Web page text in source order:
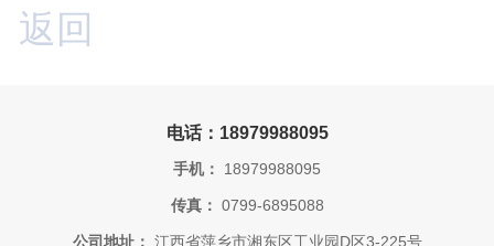
返回
电话：18979988095
手机： 18979988095
传真： 0799-6895088
公司地址： 江西省萍乡市湘东区工业园D区3-225号